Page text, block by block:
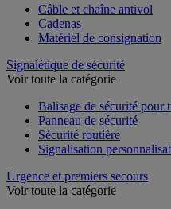
Câble et chaîne antivol
Cadenas
Matériel de consignation
Signalétique de sécurité
Voir toute la catégorie
Balisage de sécurité pour
Panneau de sécurité
Sécurité routière
Signalisation
Urgence et premiers secours
Voir toute la catégorie